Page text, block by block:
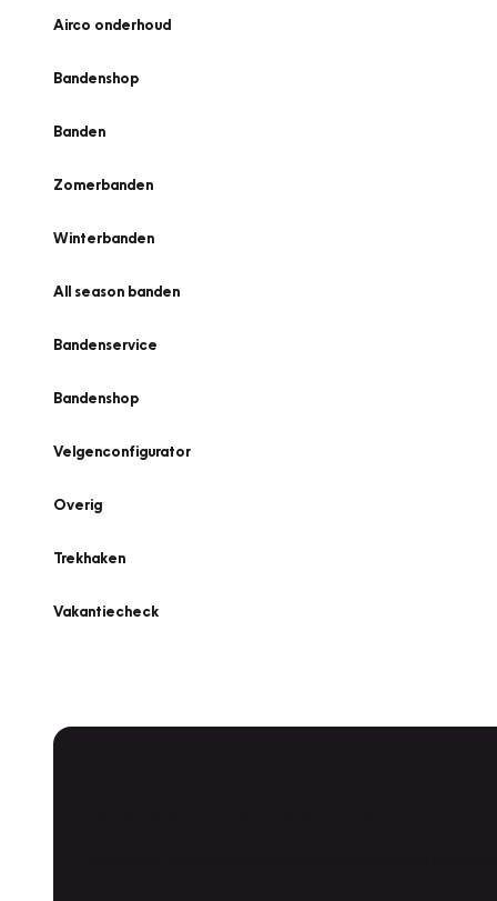
Airco onderhoud
Bandenshop
Banden
Zomerbanden
Winterbanden
All season banden
Bandenservice
Bandenshop
Velgenconfigurator
Overig
Trekhaken
Vakantiecheck